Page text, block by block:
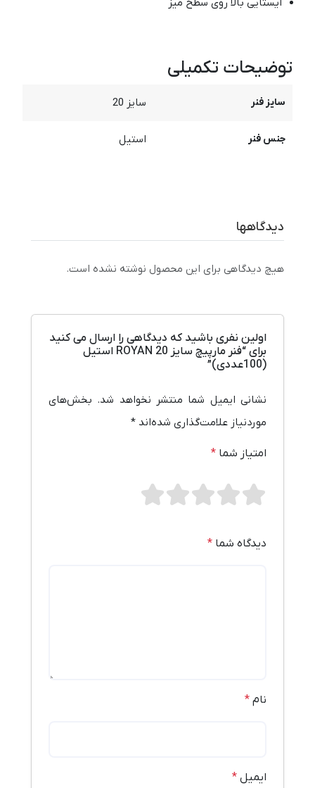
توضیحات تکمیلی
سایز فنر سایز 20
جنس فنر استیل
دیدگاهها
هیچ دیدگاهی برای این محصول نوشته نشده است.
اولین نفری باشید که دیدگاهی را ارسال می کنید
برای “فنر مارپیچ سایز 20 ROYAN استیل
(100عددی)”
نشانی ایمیل شما منتشر نخواهد شد. بخش‌های
موردنیاز علامت‌گذاری شده‌اند *
امتیاز شما *
دیدگاه شما *
نام *
ایمیل *